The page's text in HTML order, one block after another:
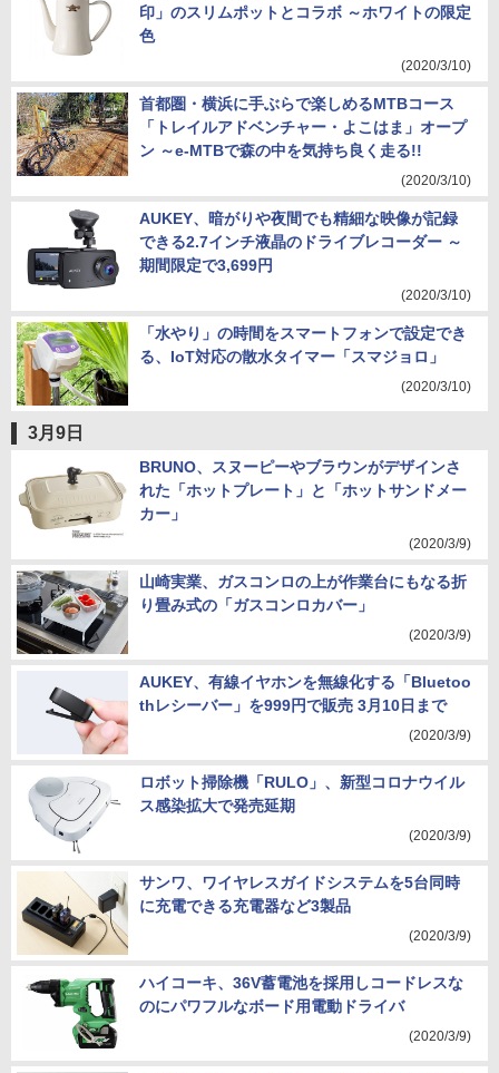
印」のスリムポットとコラボ ～ホワイトの限定
色
(2020/3/10)
首都圏・横浜に手ぶらで楽しめるMTBコース
「トレイルアドベンチャー・よこはま」オープ
ン ～e-MTBで森の中を気持ち良く走る!!
(2020/3/10)
AUKEY、暗がりや夜間でも精細な映像が記録
できる2.7インチ液晶のドライブレコーダー ～
期間限定で3,699円
(2020/3/10)
「水やり」の時間をスマートフォンで設定でき
る、IoT対応の散水タイマー「スマジョロ」
(2020/3/10)
3月9日
BRUNO、スヌーピーやブラウンがデザインさ
れた「ホットプレート」と「ホットサンドメー
カー」
(2020/3/9)
山崎実業、ガスコンロの上が作業台にもなる折
り畳み式の「ガスコンロカバー」
(2020/3/9)
AUKEY、有線イヤホンを無線化する「Bluetoo
thレシーバー」を999円で販売 3月10日まで
(2020/3/9)
ロボット掃除機「RULO」、新型コロナウイル
ス感染拡大で発売延期
(2020/3/9)
サンワ、ワイヤレスガイドシステムを5台同時
に充電できる充電器など3製品
(2020/3/9)
ハイコーキ、36V蓄電池を採用しコードレスな
のにパワフルなボード用電動ドライバ
(2020/3/9)